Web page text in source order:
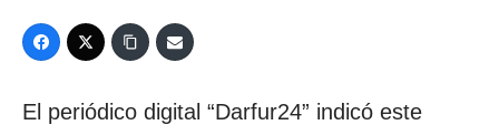
El periódico digital “Darfur24” indicó este